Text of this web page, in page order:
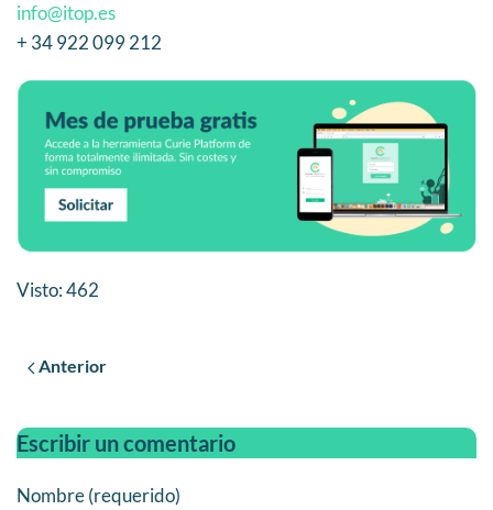
info@itop.es
+ 34 922 099 212
Visto: 462
Anterior
Escribir un comentario
Nombre (requerido)